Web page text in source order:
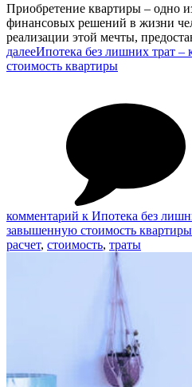
Приобретение квартиры – одно
финансовых решений в жизни
реализации этой мечты,
далееИпотека без лишних трат –
стоимость квартиры
комментарий к Ипотека без
завышенную стоимость квартиры
расчет, стоимость, траты